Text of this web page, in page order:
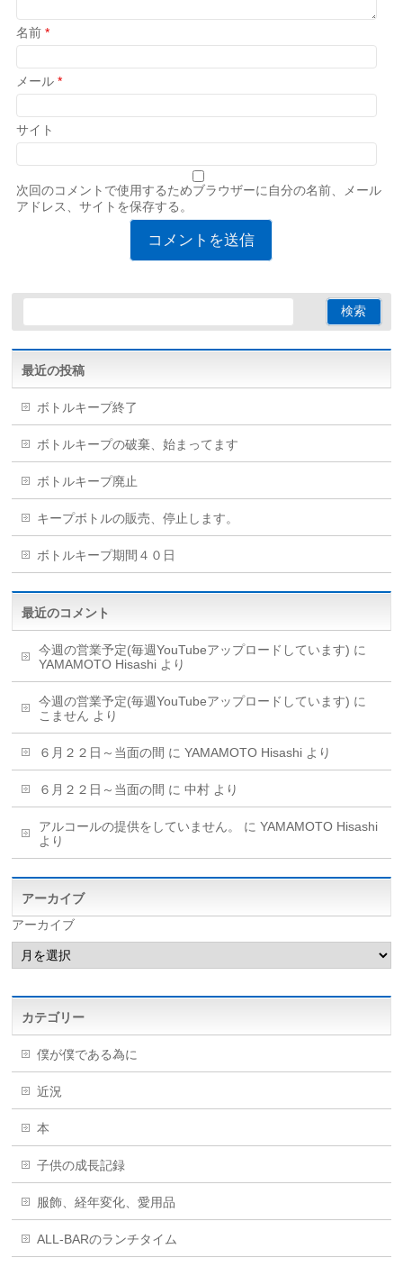
名前*
メール*
サイト
次回のコメントで使用するためブラウザーに自分の名前、メール
アドレス、サイトを保存する。
最近の投稿
ボトルキープ終了
ボトルキープの破棄、始まってます
ボトルキープ廃止
キープボトルの販売、停止します。
ボトルキープ期間４０日
最近のコメント
今週の営業予定(毎週YouTubeアップロードしています) に
YAMAMOTO Hisashi より
今週の営業予定(毎週YouTubeアップロードしています) に
こません より
６月２２日～当面の間 にYAMAMOTO Hisashi より
６月２２日～当面の間 に中村 より
アルコールの提供をしていません。 にYAMAMOTO Hisashi
より
アーカイブ
アーカイブ
カテゴリー
僕が僕である為に
近況
本
子供の成長記録
服飾、経年変化、愛用品
ALL-BARのランチタイム